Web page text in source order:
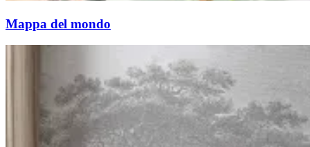
Mappa del mondo